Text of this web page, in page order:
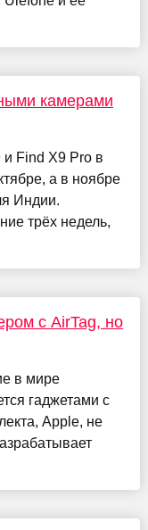
камерами
Find X9 Pro в
а в ноябре
Индии.
трёх недель,
с AirTag, но
в мире
гаджетами с
Apple, не